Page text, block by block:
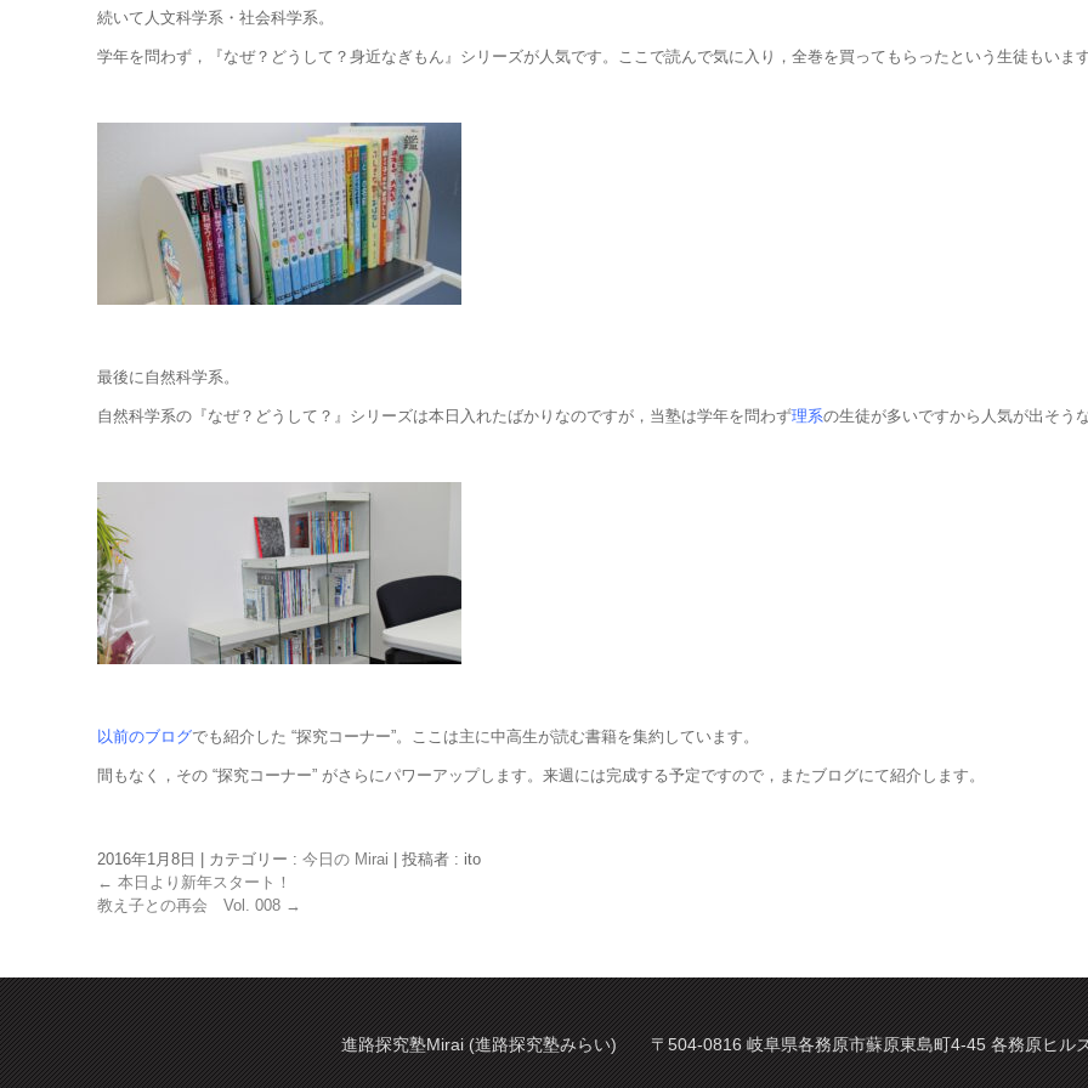
続いて人文科学系・社会科学系。
学年を問わず，『なぜ？どうして？身近なぎもん』シリーズが人気です。ここで読んで気に入り，全巻を買ってもらったという生徒もいます
最後に自然科学系。
自然科学系の『なぜ？どうして？』シリーズは本日入れたばかりなのですが，当塾は学年を問わず理系の生徒が多いですから人気が出そう
以前のブログでも紹介した “探究コーナー”。ここは主に中高生が読む書籍を集約しています。
間もなく，その “探究コーナー” がさらにパワーアップします。来週には完成する予定ですので，またブログにて紹介します。
2016年1月8日 カテゴリー : 今日の Mirai
投稿者 : ito
← 本日より新年スタート！
教え子との再会 Vol. 008 →
進路探究塾Mirai (進路探究塾みらい) 〒504-0816 岐阜県各務原市蘇原東島町4-45 各務原ヒ